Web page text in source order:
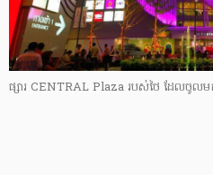
ផ្សារ CENTRAL Plaza របស់​ថៃ ដែល​ចូល​ម